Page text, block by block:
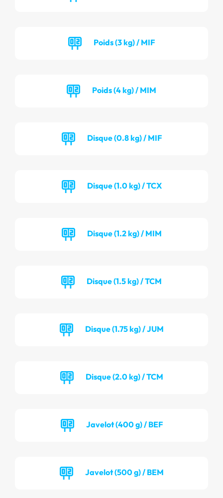
Poids (3 kg) / MIF
Poids (4 kg) / MIM
Disque (0.8 kg) / MIF
Disque (1.0 kg) / TCX
Disque (1.2 kg) / MIM
Disque (1.5 kg) / TCM
Disque (1.75 kg) / JUM
Disque (2.0 kg) / TCM
Javelot (400 g) / BEF
Javelot (500 g) / BEM